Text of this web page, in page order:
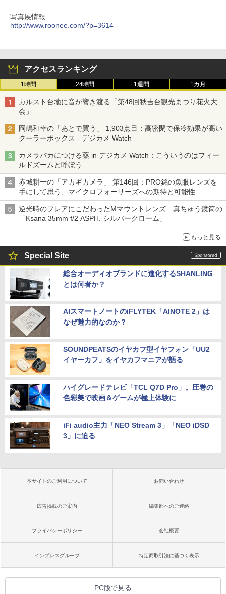
写真展情報
http://www.roonee.com/?p=3614
アクセスランキング
1時間 24時間 1週間 1カ月
カルスト台地に音が響き渡る「第48回秋吉台観光まつり花火大
会」
岡嶋和幸の「あとで買う」 1,903点目：高密閉で保冷効果が高い
クーラーボックス - デジカメ Watch
カメラバカにつける薬 in デジカメ Watch：こういうのはフィー
ルドズームと呼ぼう
赤城耕一の「アカギカメラ」 第146回：PRO銘の魚眼レンズを
手にして思う、マイクロフォーサーズへの期待と可能性
逆光時のフレアにこだわったMマウントレンズ 真ちゅう鏡筒の
「Ksana 35mm f/2 ASPH. シルバークローム」
もっと見る
Special Site
総合オーディオブランドに進化するSHANLING
とは何者か？
AIスマートノートのiFLYTEK「AINOTE 2」は
なぜ魅力的なのか？
SOUNDPEATSのイヤカフ型イヤフォン「UU2
イヤーカフ」をイヤカフマニアが語る
ハイグレードテレビ「TCL Q7D Pro」。圧巻の
色彩美で映画＆ゲームが極上体験に
iFi audio主力「NEO Stream 3」「NEO iDSD
3」に迫る
本サイトのご利用について お問い合わせ
広告掲載のご案内 編集部へのご連絡
プライバシーポリシー 会社概要
インプレスグループ 特定商取引法に基づく表示
PC版で見る